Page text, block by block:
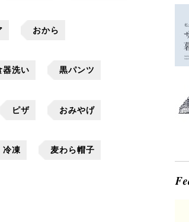
おから
器洗い 黒パンツ
ピザ おみやげ
冷凍 麦わら帽子